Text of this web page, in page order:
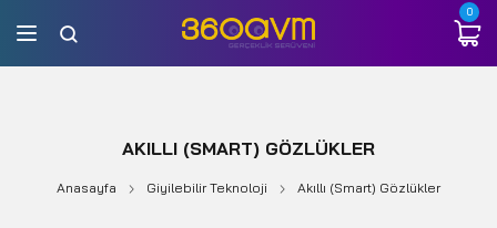
0
AKILLI (SMART) GÖZLÜKLER
Anasayfa Giyilebilir Teknoloji Akıllı (Smart) Gözlükler